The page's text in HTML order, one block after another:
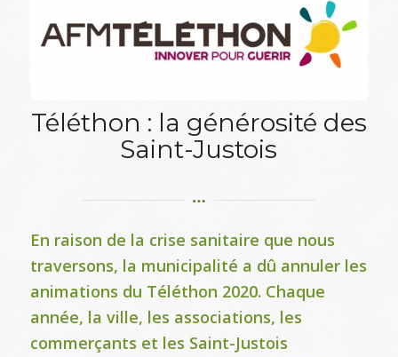
Téléthon : la générosité des
Saint-Justois
En raison de la crise sanitaire que nous
traversons, la municipalité a dû annuler les
animations du Téléthon 2020. Chaque
année, la ville, les associations, les
commerçants et les Saint-Justois